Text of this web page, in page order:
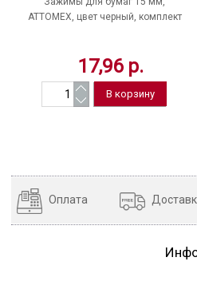
ATTOMEX, цвет черный, комплект
17,96 р.
Оплата